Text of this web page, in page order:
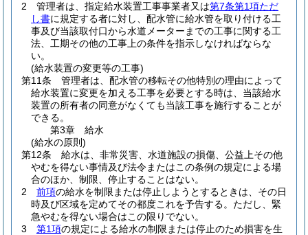
2
管理者は、指定給水装置工事事業者又は第7条第1項ただ
し書に規定する者に対し、配水管に給水管を取り付ける工
事及び当該取付口から水道メーターまでの工事に関する工
法、工期その他の工事上の条件を指示しなければならな
い。
(給水装置の変更等の工事)
第11条
管理者は、配水管の移転その他特別の理由によって
給水装置に変更を加える工事を必要とする時は、当該給水
装置の所有者の同意がなくても当該工事を施行することが
できる。
第3章
給水
(給水の原則)
第12条
給水は、非常災害、水道施設の損傷、公益上その他
やむを得ない事情及び法令またはこの条例の規定による場
合のほか、制限、停止することはない。
2
前項の給水を制限または停止しようとするときは、その日
時及び区域を定めてその都度これを予告する。 ただし、緊
急やむを得ない場合はこの限りでない。
3
第1項の規定による給水の制限または停止のため損害を生